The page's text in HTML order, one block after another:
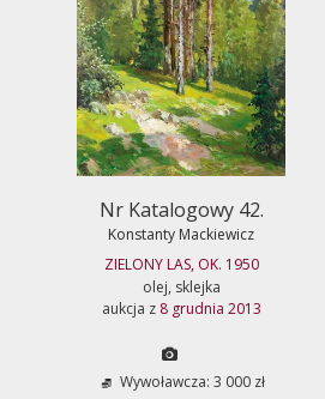
Nr Katalogowy 42.
Konstanty Mackiewicz
ZIELONY LAS, OK. 1950
olej, sklejka
aukcja z 8 grudnia 2013
Wywoławcza: 3 000 zł